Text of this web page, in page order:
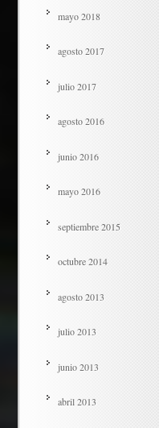
mayo 2018
agosto 2017
julio 2017
agosto 2016
junio 2016
mayo 2016
septiembre 2015
octubre 2014
agosto 2013
julio 2013
junio 2013
abril 2013